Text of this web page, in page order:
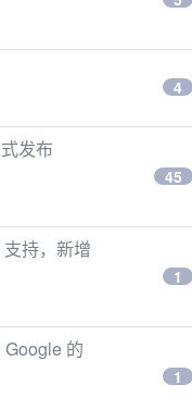
4
发布
45
持，新增
1
的
1